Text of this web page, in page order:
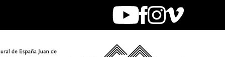
YoutubeFacebook
Instagram
Vimeo